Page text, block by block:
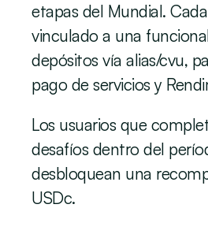
etapas del Mundial.
vinculado a una
depósitos vía alias/cvu,
pago de servicios y
Los usuarios que
desafíos dentro del
desbloquean una
USDc.